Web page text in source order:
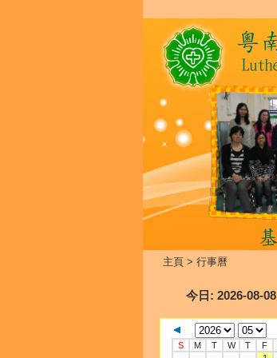
主頁> 行事曆
今日 : 2026-08-08
S M T W T F